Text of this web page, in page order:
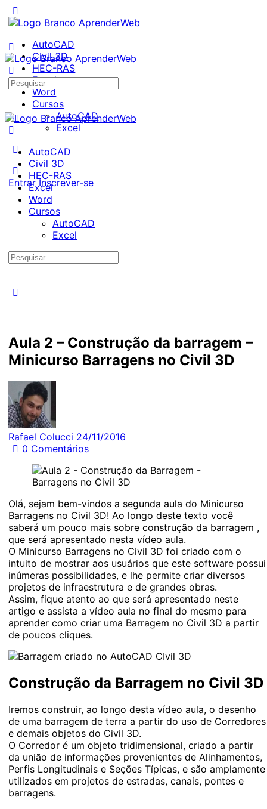
AutoCAD
Civil 3D
HEC-RAS
Excel
Word
Cursos
AutoCAD
Excel
Entrar Inscrever-se
Pesquisar
por:
AutoCAD
Civil 3D
HEC-RAS
Excel
Word
Cursos
AutoCAD
Excel
Pesquisar
Aula 2 – Construção da barragem –
Minicurso Barragens no Civil 3D
Rafael Colucci 24/11/2016
0 Comentários
Olá, sejam bem-vindos a segunda aula do Minicurso
Barragens no Civil 3D! Ao longo deste texto você
saberá um pouco mais sobre construção da barragem ,
que será apresentado nesta vídeo aula.
O Minicurso Barragens no Civil 3D foi criado com o
intuito de mostrar aos usuários que este software possui
inúmeras possibilidades, e lhe permite criar diversos
projetos de infraestrutura e de grandes obras.
Assim, fique atento ao que será apresentado neste
artigo e assista a vídeo aula no final do mesmo para
aprender como criar uma Barragem no Civil 3D a partir
de poucos cliques.
Construção da Barragem no Civil 3D
Iremos construir, ao longo desta vídeo aula, o desenho
de uma barragem de terra a partir do uso de Corredores
e demais objetos do Civil 3D.
O Corredor é um objeto tridimensional, criado a partir
da união de informações provenientes de Alinhamentos,
Perfis Longitudinais e Seções Típicas, e são amplamente
utilizados em projetos de estradas, canais, pontes e
barragens.